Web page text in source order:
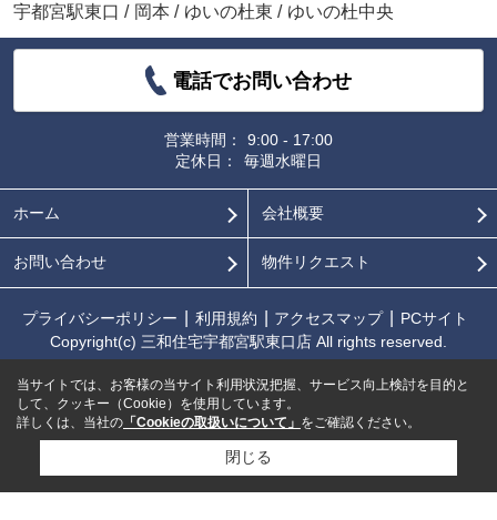
宇都宮駅東口 / 岡本 / ゆいの杜東 / ゆいの杜中央
電話でお問い合わせ
営業時間：
9:00 - 17:00
定休日：
毎週水曜日
ホーム 会社概要
お問い合わせ 物件リクエスト
プライバシーポリシー 利用規約 アクセスマップ
PCサイト
Copyright(c) 三和住宅宇都宮駅東口店 All rights reserved.
当サイトでは、お客様の当サイト利用状況把握、サービス向上検討を目的と
して、クッキー（Cookie）を使用しています。
詳しくは、当社の 「Cookieの取扱いについて」 をご確認ください。
閉じる